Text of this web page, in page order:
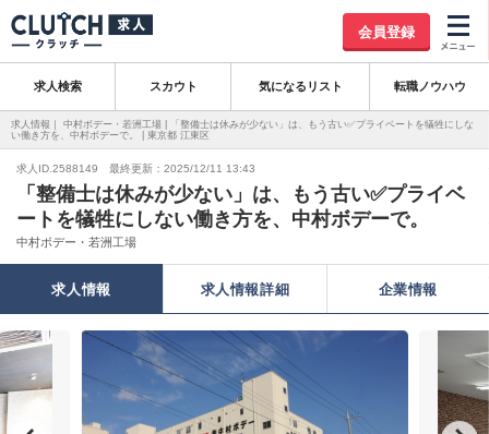
会員登録
求人検索 スカウト 気になるリスト 転職ノウハウ
求人情報｜ 中村ボデー・若洲工場 | 「整備士は休みが少ない」は、もう古い✅プライベートを犠牲にしな
い働き方を、中村ボデーで。 | 東京都 江東区
求人ID.2588149 最終更新：2025/12/11 13:43
「整備士は休みが少ない」は、もう古い✅プライベ
ートを犠牲にしない働き方を、中村ボデーで。
中村ボデー・若洲工場
求人情報 求人情報詳細 企業情報